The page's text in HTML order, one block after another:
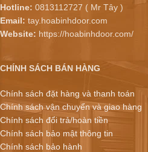
Hotline: 0813112727 ( Mr Tây )
Email: tay.hoabinhdoor.com
Website: https://hoabinhdoor.com/
CHÍNH SÁCH BÁN HÀNG
Chính sách đặt hàng và thanh toán
Chính sách vận chuyển và giao hàng
Chính sách đổi trả/hoàn tiền
Chính sách bảo mật thông tin
Chính sách bảo hành